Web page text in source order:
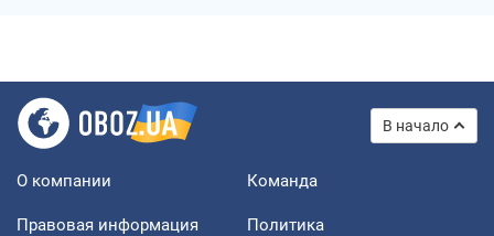
В начало
О компании Команда
Правовая информация
Политика